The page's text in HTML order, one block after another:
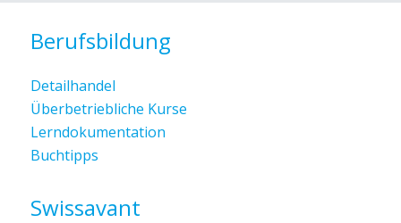
Berufsbildung
Detailhandel
Überbetriebliche Kurse
Lerndokumentation
Buchtipps
Swissavant